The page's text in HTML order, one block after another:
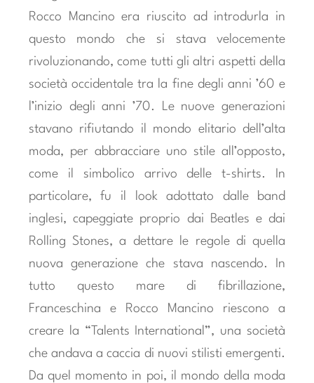
Rocco Mancino era riuscito ad introdurla in
questo mondo che si stava velocemente
rivoluzionando, come tutti gli altri aspetti della
società occidentale tra la fine degli anni ’60 e
l’inizio degli anni ’70. Le nuove generazioni
stavano rifiutando il mondo elitario dell’alta
moda, per abbracciare uno stile all’opposto,
come il simbolico arrivo delle t-shirts. In
particolare, fu il look adottato dalle band
inglesi, capeggiate proprio dai Beatles e dai
Rolling Stones, a dettare le regole di quella
nuova generazione che stava nascendo. In
tutto questo mare di fibrillazione,
Franceschina e Rocco Mancino riescono a
creare la “Talents International”, una società
che andava a caccia di nuovi stilisti emergenti.
Da quel momento in poi, il mondo della moda